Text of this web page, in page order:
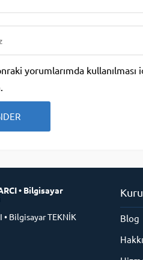
yorumlarımda
• Bilgisayar TEKNİK
Blog